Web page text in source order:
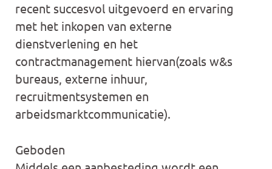
recent succesvol uitgevoerd en ervaring
met het inkopen van externe
dienstverlening en het
contractmanagement hiervan(zoals w&s
bureaus, externe inhuur,
recruitmentsystemen en
arbeidsmarktcommunicatie).
Geboden